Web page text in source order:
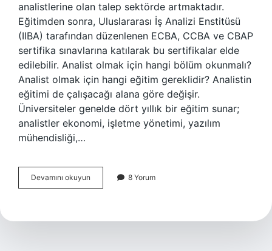
analistlerine olan talep sektörde artmaktadır.
Eğitimden sonra, Uluslararası İş Analizi Enstitüsü
(IIBA) tarafından düzenlenen ECBA, CCBA ve CBAP
sertifika sınavlarına katılarak bu sertifikalar elde
edilebilir. Analist olmak için hangi bölüm okunmalı?
Analist olmak için hangi eğitim gereklidir? Analistin
eğitimi de çalışacağı alana göre değişir.
Üniversiteler genelde dört yıllık bir eğitim sunar;
analistler ekonomi, işletme yönetimi, yazılım
mühendisliği,…
Devamını okuyun
Analisti
Hangi
8 Yorum